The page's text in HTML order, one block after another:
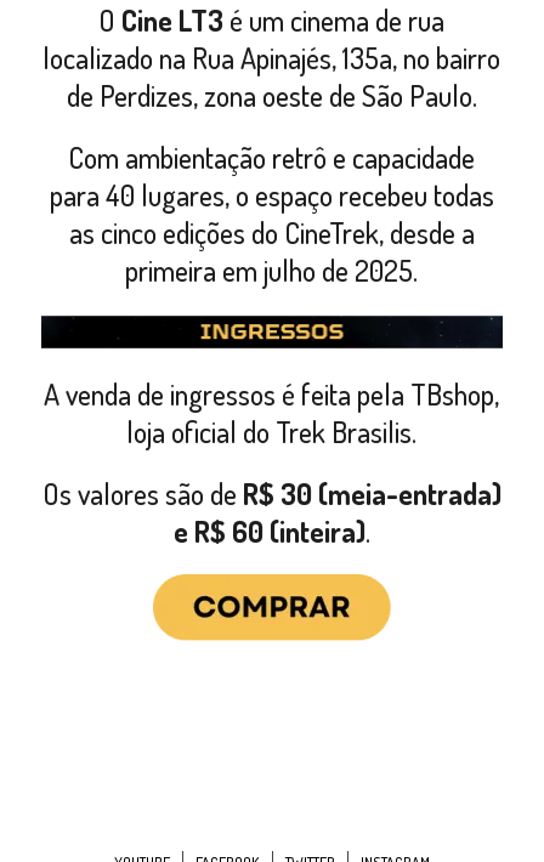
O Cine LT3 é um cinema de rua
localizado na Rua Apinajés, 135a, no bairro
de Perdizes, zona oeste de São Paulo.
Com ambientação retrô e capacidade
para 40 lugares, o espaço recebeu todas
as cinco edições do CineTrek, desde a
primeira em julho de 2025.
A venda de ingressos é feita pela TBshop,
loja oficial do Trek Brasilis.
Os valores são de R$ 30 (meia-entrada)
e R$ 60 (inteira).